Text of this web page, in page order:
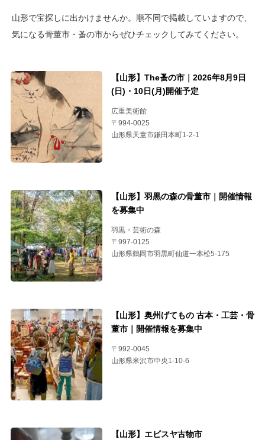
山形で宝探しに出かけませんか。順不同で掲載していますので、
気になる骨董市・蚤の市からぜひチェックしてみてください。
【山形】The蚤の市｜2026年8月9日
(日)・10日(月)開催予定
広重美術館
〒994-0025
山形県天童市鎌田本町1-2-1
【山形】羽黒の森の骨董市｜開催情報
を募集中
羽黒・芸術の森
〒997-0125
山形県鶴岡市羽黒町仙道一本松5-175
【山形】奥州げてもの 古本・工芸・骨
董市｜開催情報を募集中
〒992-0045
山形県米沢市中央1-10-6
【山形】エビスヤ古物市